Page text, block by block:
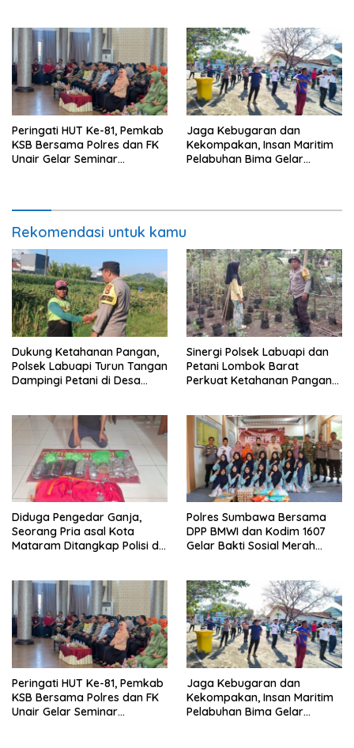
Peringati HUT Ke-81, Pemkab
KSB Bersama Polres dan FK
Unair Gelar Seminar
Jaga Kebugaran dan
Kekompakan, Insan Maritim
Pelabuhan Bima Gelar
Rekomendasi untuk kamu
Dukung Ketahanan Pangan,
Polsek Labuapi Turun Tangan
Dampingi Petani di Desa
Sinergi Polsek Labuapi dan
Petani Lombok Barat
Perkuat Ketahanan Pangan
Diduga Pengedar Ganja,
Seorang Pria asal Kota
Mataram Ditangkap Polisi di
Polres Sumbawa Bersama
DPP BMWI dan Kodim 1607
Gelar Bakti Sosial Merah
Peringati HUT Ke-81, Pemkab
KSB Bersama Polres dan FK
Unair Gelar Seminar
Jaga Kebugaran dan
Kekompakan, Insan Maritim
Pelabuhan Bima Gelar